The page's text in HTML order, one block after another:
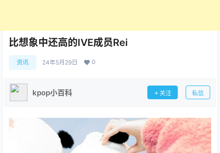
比想象中还高的IVE成员Rei
资讯 24年5月29日 0
kpop小百科 关注 私信